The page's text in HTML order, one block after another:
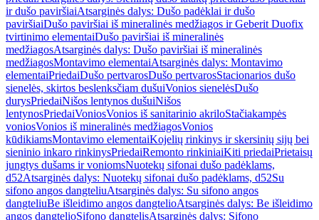
ir dušo paviršiaiAtsarginės dalys: Dušo padėklai ir dušo
paviršiaiDušo paviršiai iš mineralinės medžiagos ir Geberit Duofix
tvirtinimo elementaiDušo paviršiai iš mineralinės
medžiagosAtsarginės dalys: Dušo paviršiai iš mineralinės
medžiagosMontavimo elementaiAtsarginės dalys: Montavimo
elementaiPriedaiDušo pertvarosDušo pertvarosStacionarios dušo
sienelės, skirtos beslenksčiam dušuiVonios sienelėsDušo
durysPriedaiNišos lentynos dušuiNišos
lentynosPriedaiVoniosVonios iš sanitarinio akriloStačiakampės
voniosVonios iš mineralinės medžiagosVonios
kūdikiamsMontavimo elementaiKojelių rinkinys ir skersinių sijų bei
sieninio inkaro rinkinysPriedaiRemonto rinkiniaiKiti priedaiPrietaisų
jungtys dušams ir voniomsNuotekų sifonai dušo padėklams,
d52Atsarginės dalys: Nuotekų sifonai dušo padėklams, d52Su
sifono angos dangteliuAtsarginės dalys: Su sifono angos
dangteliuBe išleidimo angos dangtelioAtsarginės dalys: Be išleidimo
angos dangtelioSifono dangtelisAtsarginės dalys: Sifono